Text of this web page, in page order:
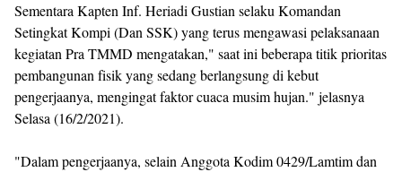
Sementara Kapten Inf. Heriadi Gustian selaku Komandan
Setingkat Kompi (Dan SSK) yang terus mengawasi pelaksanaan
kegiatan Pra TMMD mengatakan," saat ini beberapa titik prioritas
pembangunan fisik yang sedang berlangsung di kebut
pengerjaanya, mengingat faktor cuaca musim hujan." jelasnya
Selasa (16/2/2021).
"Dalam pengerjaanya, selain Anggota Kodim 0429/Lamtim dan